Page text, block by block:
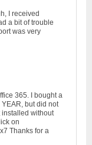
I received
a bit of trouble
was very
365. I bought a
YEAR, but did not
installed without
on
Thanks for a